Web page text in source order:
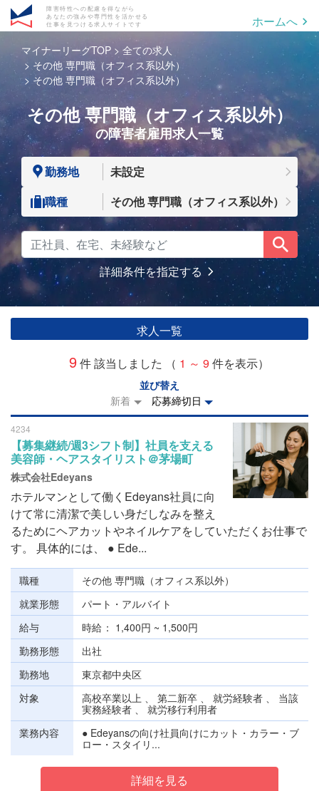
障害特性への配慮を得ながら
あなたの強みや専門性を活かせる
仕事を見つける求人サイトです
ホームへ
マイナーリーグTOP
全ての求人
その他 専門職（オフィス系以外）
その他 専門職（オフィス系以外）
その他 専門職（オフィス系以外）
の障害者雇用求人一覧
勤務地
未設定
職種
その他 専門職（オフィス系以外）
詳細条件を指定する
求人一覧
9件 該当しました （ 1 ～ 9 件を表示）
並び替え
新着
応募締切日
4234
【募集継続/週3シフト制】社員を支える
美容師・ヘアスタイリスト＠茅場町
株式会社Edeyans
ホテルマンとして働くEdeyans社員に向
けて常に清潔で美しい身だしなみを整え
るためにヘアカットやネイルケアをしていただくお仕事で
す。 具体的には、 ● Ede...
職種
その他 専門職（オフィス系以外）
就業形態
パート・アルバイト
給与
時給
1,400円 ~ 1,500円
勤務形態
出社
勤務地
東京都中央区
対象
高校卒業以上 、 第二新卒 、 就労経験者 、 当該
実務経験者 、 就労移行利用者
業務内容
● Edeyansの向け社員向けにカット・カラー・ブ
ロー・スタイリ...
詳細を見る